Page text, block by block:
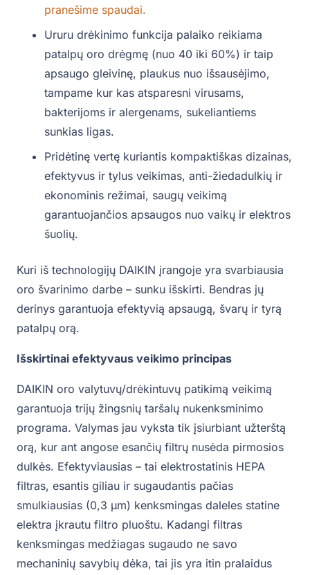
pranešime spaudai.
Ururu drėkinimo funkcija palaiko reikiama
patalpų oro drėgmę (nuo 40 iki 60%) ir taip
apsaugo gleivinę, plaukus nuo išsausėjimo,
tampame kur kas atsparesni virusams,
bakterijoms ir alergenams, sukeliantiems
sunkias ligas.
Pridėtinę vertę kuriantis kompaktiškas dizainas,
efektyvus ir tylus veikimas, anti-žiedadulkių ir
ekonominis režimai, saugų veikimą
garantuojančios apsaugos nuo vaikų ir elektros
šuolių.
Kuri iš technologijų DAIKIN įrangoje yra svarbiausia
oro švarinimo darbe – sunku išskirti. Bendras jų
derinys garantuoja efektyvią apsaugą, švarų ir tyrą
patalpų orą.
Išskirtinai efektyvaus veikimo principas
DAIKIN oro valytuvų/drėkintuvų patikimą veikimą
garantuoja trijų žingsnių taršalų nukenksminimo
programa. Valymas jau vyksta tik įsiurbiant užterštą
orą, kur ant angose esančių filtrų nusėda pirmosios
dulkės. Efektyviausias – tai elektrostatinis HEPA
filtras, esantis giliau ir sugaudantis pačias
smulkiausias (0,3 μm) kenksmingas daleles statine
elektra įkrautu filtro pluoštu. Kadangi filtras
kenksmingas medžiagas sugaudo ne savo
mechaninių savybių dėka, tai jis yra itin pralaidus